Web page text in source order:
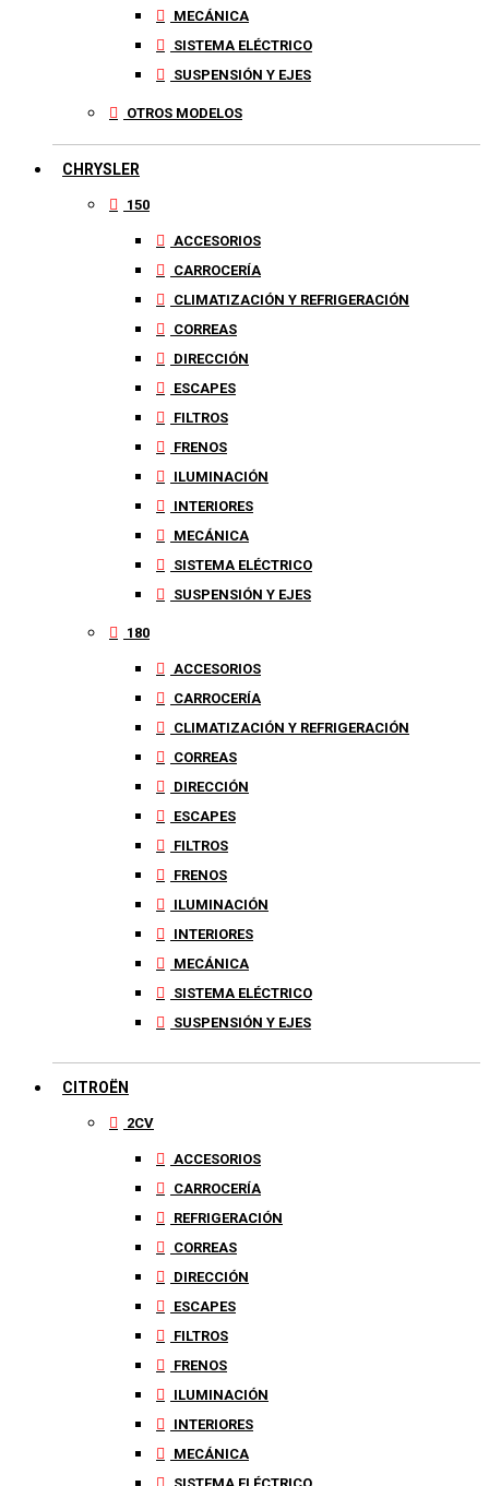
MECÁNICA
SISTEMA ELÉCTRICO
SUSPENSIÓN Y EJES
OTROS MODELOS
CHRYSLER
150
ACCESORIOS
CARROCERÍA
CLIMATIZACIÓN Y REFRIGERACIÓN
CORREAS
DIRECCIÓN
ESCAPES
FILTROS
FRENOS
ILUMINACIÓN
INTERIORES
MECÁNICA
SISTEMA ELÉCTRICO
SUSPENSIÓN Y EJES
180
ACCESORIOS
CARROCERÍA
CLIMATIZACIÓN Y REFRIGERACIÓN
CORREAS
DIRECCIÓN
ESCAPES
FILTROS
FRENOS
ILUMINACIÓN
INTERIORES
MECÁNICA
SISTEMA ELÉCTRICO
SUSPENSIÓN Y EJES
CITROËN
2CV
ACCESORIOS
CARROCERÍA
REFRIGERACIÓN
CORREAS
DIRECCIÓN
ESCAPES
FILTROS
FRENOS
ILUMINACIÓN
INTERIORES
MECÁNICA